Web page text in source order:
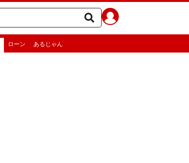
ローン あるじゃん